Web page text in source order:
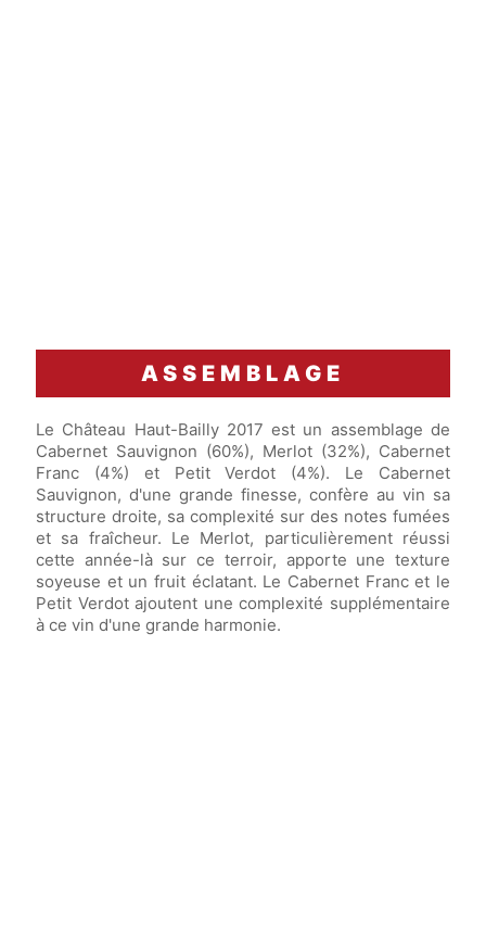
ASSEMBLAGE
Le Château Haut-Bailly 2017 est un assemblage de
Cabernet Sauvignon (60%), Merlot (32%), Cabernet
Franc (4%) et Petit Verdot (4%). Le Cabernet
Sauvignon, d'une grande finesse, confère au vin sa
structure droite, sa complexité sur des notes fumées
et sa fraîcheur. Le Merlot, particulièrement réussi
cette année-là sur ce terroir, apporte une texture
soyeuse et un fruit éclatant. Le Cabernet Franc et le
Petit Verdot ajoutent une complexité supplémentaire
à ce vin d'une grande harmonie.